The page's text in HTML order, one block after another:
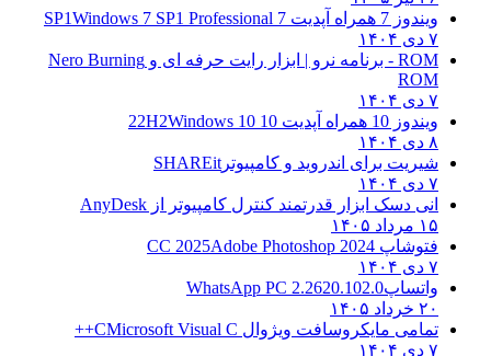
ویندوز 7 همراه آپدیت 7 SP1
Windows 7 SP1 Professional
۷ دی ۱۴۰۴
ROM - برنامه نرو | ابزار رایت حرفه ای و
Nero Burning
ROM
۷ دی ۱۴۰۴
ویندوز 10 همراه آپدیت 10 22H2
Windows 10
۸ دی ۱۴۰۴
شیریت برای اندروید و کامپیوتر SHAREit
۷ دی ۱۴۰۴
انی دسک ابزار قدرتمند کنترل کامپیوتر از AnyDesk
۱۵ مرداد ۱۴۰۵
فتوشاپ CC 2025 Adobe Photoshop 2024
۷ دی ۱۴۰۴
واتساپWhatsApp PC 2.2620.102.0
۲۰ خرداد ۱۴۰۵
تمامی مایکروسافت ویژوال C Microsoft Visual C++
۷ دی ۱۴۰۴